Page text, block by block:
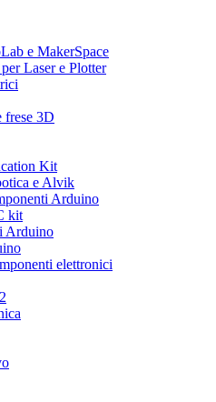
e MakerSpace
Laser e Plotter
frese 3D
Kit
e Alvik
Arduino
kit
Arduino
elettronici